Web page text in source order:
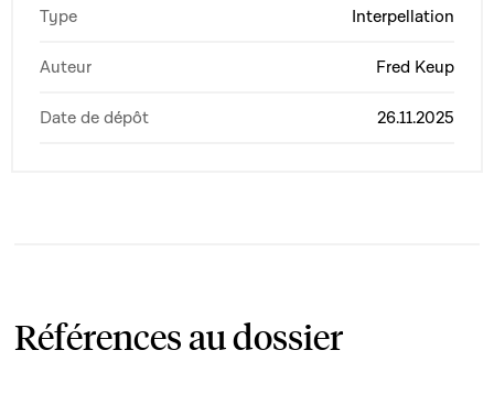
Type Interpellation
Auteur Fred Keup
Date de dépôt 26.11.2025
Références au dossier